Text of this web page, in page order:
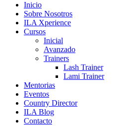
Inicio
Sobre Nosotros
ILA Xperience
Cursos
Inicial
Avanzado
Trainers
Lash Trainer
Lami Trainer
Mentorias
Eventos
Country Director
ILA Blog
Contacto